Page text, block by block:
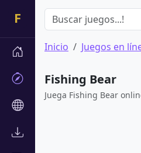
Inicio Juegos en
Fishing Bear
Juega Fishing Bear